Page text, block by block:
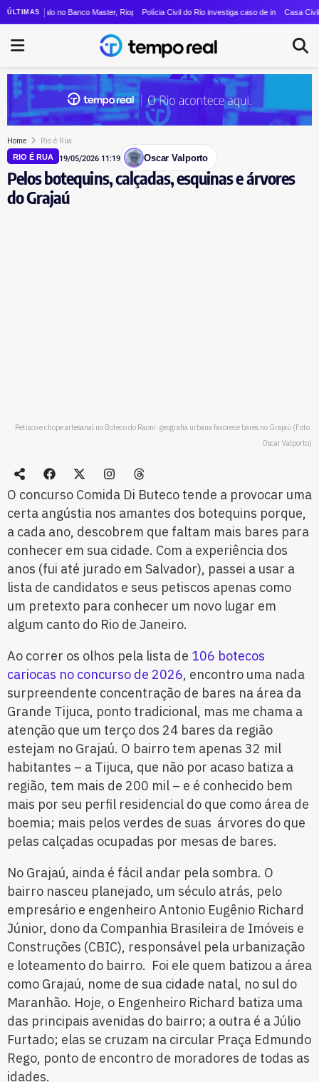
ÚLTIMAS
em sua chapa para o governo do estado
no Banco Master, Rioprevidência nomeia novos membros no Comitê de Investimentos e
Polícia Civil do Rio investiga caso de injúria racial contra
Casa Civil aproveita
Home Rio é Rua
RIO É RUA 19/05/2026 11:19 Oscar Valporto
Pelos botequins, calçadas, esquinas e árvores
do Grajaú
Petisco e chope artesanal no Boteco do Raoni: geografia urbana favorece bares no Grajaú (Foto:
Oscar Valporto)
O concurso Comida Di Buteco tende a provocar uma
certa angústia nos amantes dos botequins porque,
a cada ano, descobrem que faltam mais bares para
conhecer em sua cidade. Com a experiência dos
anos (fui até jurado em Salvador), passei a usar a
lista de candidatos e seus petiscos apenas como
um pretexto para conhecer um novo lugar em
algum canto do Rio de Janeiro.
Ao correr os olhos pela lista de 106 botecos
cariocas no concurso de 2026, encontro uma nada
surpreendente concentração de bares na área da
Grande Tijuca, ponto tradicional, mas me chama a
atenção que um terço dos 24 bares da região
estejam no Grajaú. O bairro tem apenas 32 mil
habitantes – a Tijuca, que não por acaso batiza a
região, tem mais de 200 mil – e é conhecido bem
mais por seu perfil residencial do que como área de
boemia; mais pelos verdes de suas árvores do que
pelas calçadas ocupadas por mesas de bares.
No Grajaú, ainda é fácil andar pela sombra. O
bairro nasceu planejado, um século atrás, pelo
empresário e engenheiro Antonio Eugênio Richard
Júnior, dono da Companhia Brasileira de Imóveis e
Construções (CBIC), responsável pela urbanização
e loteamento do bairro. Foi ele quem batizou a área
como Grajaú, nome de sua cidade natal, no sul do
Maranhão. Hoje, o Engenheiro Richard batiza uma
das principais avenidas do bairro; a outra é a Júlio
Furtado; elas se cruzam na circular Praça Edmundo
Rego, ponto de encontro de moradores de todas as
idades.